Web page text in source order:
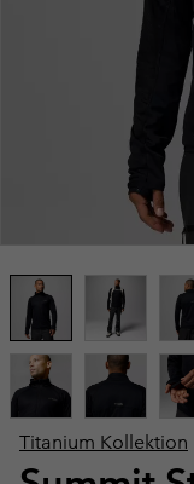
Titanium Kollektion